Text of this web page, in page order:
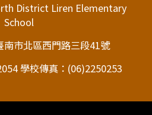
District Liren Elementary
School
南市北區西門路三段41號
學校傳真：(06)2250253